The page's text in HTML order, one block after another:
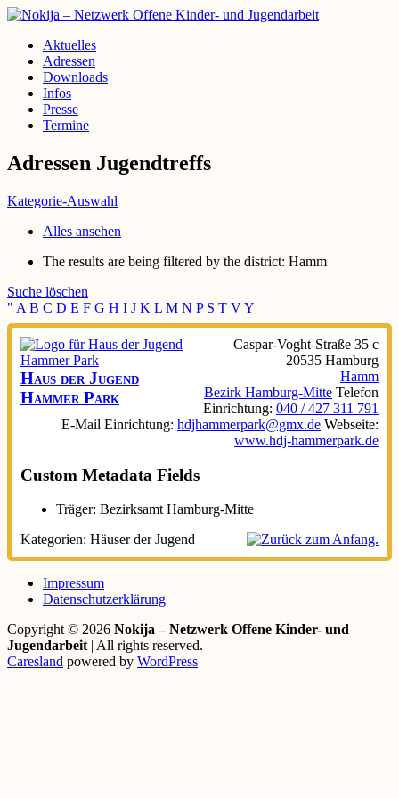
Aktuelles
Adressen
Downloads
Infos
Presse
Termine
Adressen Jugendtreffs
Kategorie-Auswahl
Alles ansehen
The results are being filtered by the district: Hamm
Suche löschen
" A B C D E F G H I J K L M N P S T VY
Haus der Jugend
Hammer Park
Caspar-Voght-Straße 35 c
20535 Hamburg
Hamm
Bezirk Hamburg-Mitte Telefon
Einrichtung: 040 / 427 311 791
E-Mail Einrichtung: hdjhammerpark@gmx.de Webseite:
www.hdj-hammerpark.de
Custom Metadata Fields
Träger: Bezirksamt Hamburg-Mitte
Kategorien: Häuser der Jugend
Impressum
Datenschutzerklärung
Copyright © 2026 Nokija – Netzwerk Offene Kinder- und
Jugendarbeit | All rights reserved.
Caresland powered by WordPress